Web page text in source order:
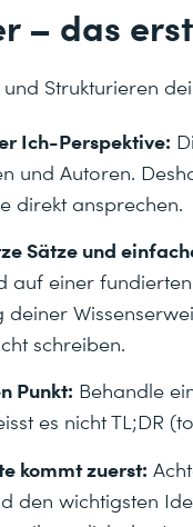
– das
Strukturieren
Ich-Perspektive:
und Autoren.
direkt ansprechen.
Sätze und
auf einer
deiner
schreiben.
Punkt: Behandle
es nicht TL;DR
kommt zuerst:
den wichtigsten